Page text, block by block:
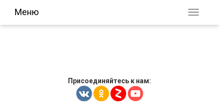
Меню
Присоединяйтесь к нам: